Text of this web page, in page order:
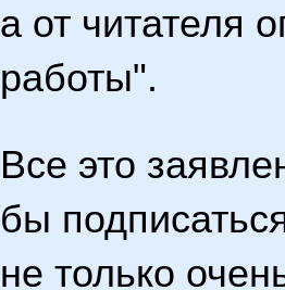
а от читателя
работы".
Все это
бы
не только